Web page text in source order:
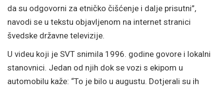
da su odgovorni za etničko čišćenje i dalje prisutni”,
navodi se u tekstu objavljenom na internet stranici
švedske državne televizije.
U videu koji je SVT snimila 1996. godine govore i lokalni
stanovnici. Jedan od njih dok se vozi s ekipom u
automobilu kaže: “To je bilo u augustu. Dotjerali su ih